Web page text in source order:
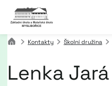
Kontakty Školní družina
Lenka Jará